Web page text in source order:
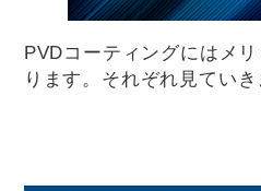
PVDコーティングにはメ
ります。それぞれ見ていき